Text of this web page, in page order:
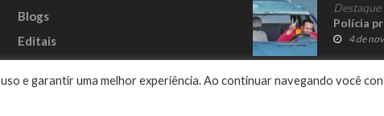
Blogs
Editais
Destaque,
Polícia
4 de
e garantir uma melhor experiência. Ao continuar navegando você